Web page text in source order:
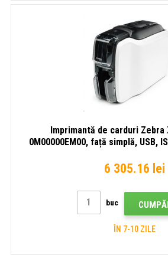
Imprimantă de carduri Zebra
0M00000EM00, față simplă, USB,
6 305.16 lei
buc
ÎN 7-10 ZILE